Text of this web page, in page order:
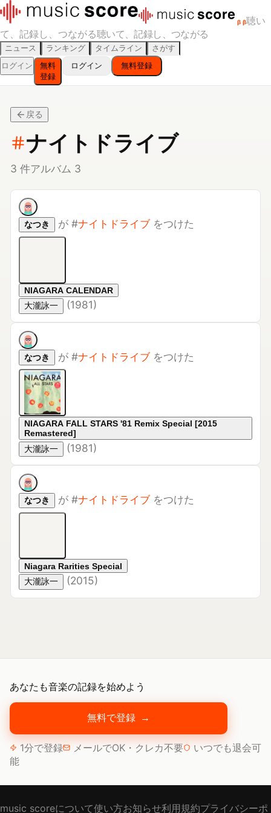
β β聴い
て、記録し、つながる聴いて、記録し、つながる
ニュース ランキング タイムライン
さがす
ログイン
無料
登録
ログイン 無料登録
戻る
ナイトドライブ
アルバム
なつき
大瀧詠一 (1981)
なつき
NIAGARA FALL STARS '81 Remix Special [2015
Remastered]
大瀧詠一 (1981)
なつき が#ナイトドライブをつけた
あなたも音楽の記録を始めよう
無料で登録 →
1分で登録 メールでOK・クレカ不要
いつでも退会可
能
music scoreについて使い方お知らせ利用規約プライバシーポ